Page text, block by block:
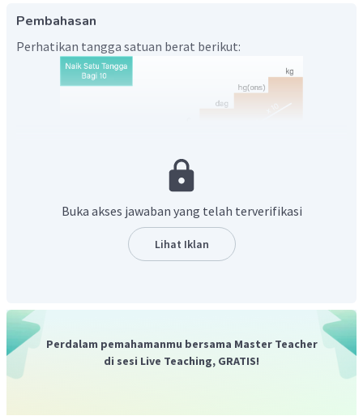
Pembahasan
Perhatikan tangga satuan berat berikut:
Cara menggunakan tangga satuan berat.
Mengubah satuan ke bawah setiap turun satu tangga
Dari tangga satuan berat di atas, diperoleh bahwa darikg
ke turun tiga tangga sehingga mengalami proses dikali
1.000
Buka akses jawaban yang telah terverifikasi
Lihat Iklan
Perdalam pemahamanmu bersama Master Teacher
di sesi Live Teaching, GRATIS!